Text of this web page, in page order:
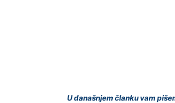
U današnjem članku vam